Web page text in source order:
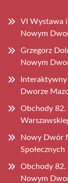
VI Wystawa i
Nowym
Grzegorz
Nowym
Dworze
Obchody
Nowy Dwór
Społecznych
Obchody 82.
Nowym